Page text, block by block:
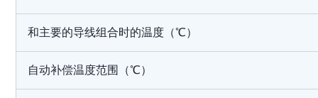
和主要的导线组合时的温度（℃）
自动补偿温度范围（℃）